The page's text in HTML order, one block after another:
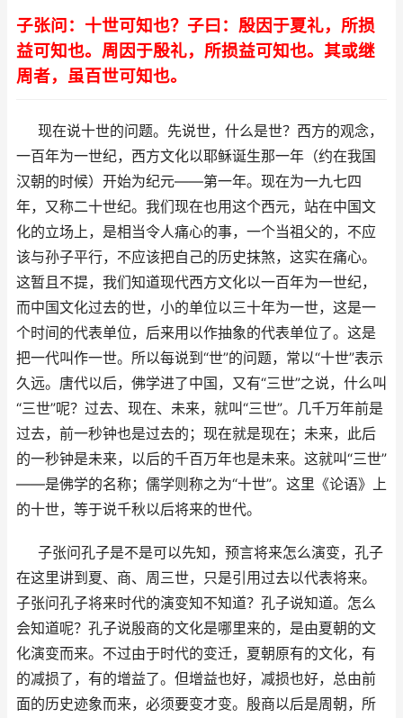
子张问：十世可知也？子曰：殷因于夏礼，所损
益可知也。周因于殷礼，所损益可知也。其或继
周者，虽百世可知也。
现在说十世的问题。先说世，什么是世？西方的观念，
一百年为一世纪，西方文化以耶稣诞生那一年（约在我国
汉朝的时候）开始为纪元——第一年。现在为一九七四
年，又称二十世纪。我们现在也用这个西元，站在中国文
化的立场上，是相当令人痛心的事，一个当祖父的，不应
该与孙子平行，不应该把自己的历史抹煞，这实在痛心。
这暂且不提，我们知道现代西方文化以一百年为一世纪，
而中国文化过去的世，小的单位以三十年为一世，这是一
个时间的代表单位，后来用以作抽象的代表单位了。这是
把一代叫作一世。所以每说到“世”的问题，常以“十世”表示
久远。唐代以后，佛学进了中国，又有“三世”之说，什么叫
“三世”呢？过去、现在、未来，就叫“三世”。几千万年前是
过去，前一秒钟也是过去的；现在就是现在；未来，此后
的一秒钟是未来，以后的千百万年也是未来。这就叫“三世”
——是佛学的名称；儒学则称之为“十世”。这里《论语》上
的十世，等于说千秋以后将来的世代。
子张问孔子是不是可以先知，预言将来怎么演变，孔子
在这里讲到夏、商、周三世，只是引用过去以代表将来。
子张问孔子将来时代的演变知不知道？孔子说知道。怎么
会知道呢？孔子说殷商的文化是哪里来的，是由夏朝的文
化演变而来。不过由于时代的变迁，夏朝原有的文化，有
的减损了，有的增益了。但增益也好，减损也好，总由前
面的历史迹象而来，必须要变才变。殷商以后是周朝，所